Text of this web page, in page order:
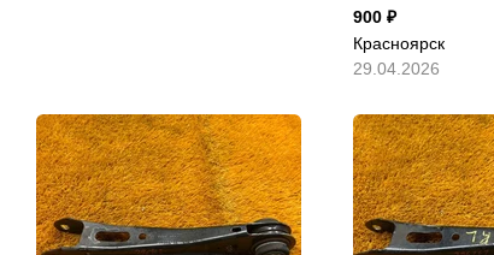
900
Красноярск
29.04.2026